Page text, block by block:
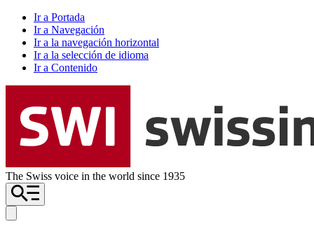
Ir a Portada
Ir a Navegación
Ir a la navegación horizontal
Ir a la selección de idioma
Ir a Contenido
The Swiss voice in the world since 1935